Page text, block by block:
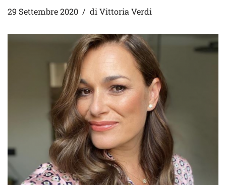
29 Settembre 2020 diVittoria Verdi